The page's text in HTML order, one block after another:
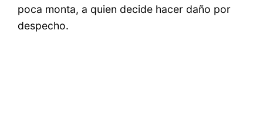
poca monta, a quien decide hacer daño por
despecho.